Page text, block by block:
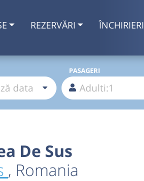
REZERVĂRI ÎNCHIRIERI
PASAGERI
De Sus
, Romania